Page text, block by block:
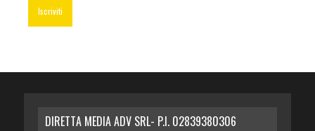
DIRETTA MEDIA ADV SRL- P.I. 02839380306